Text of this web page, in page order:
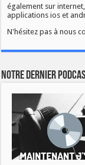
également sur
applications ios et
N'hésitez pas à nous
Notre dernier